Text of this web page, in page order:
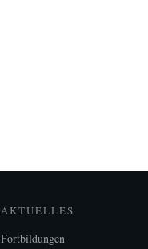
AKTUELLES
Fortbildungen